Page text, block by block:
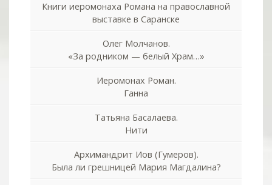
Книги иеромонаха Романа на православной
выставке в Саранске
Олег Молчанов.
«За родником — белый Храм…»
Иеромонах Роман.
Ганна
Татьяна Басалаева.
Нити
Архимандрит Иов (Гумеров).
Была ли грешницей Мария Магдалина?